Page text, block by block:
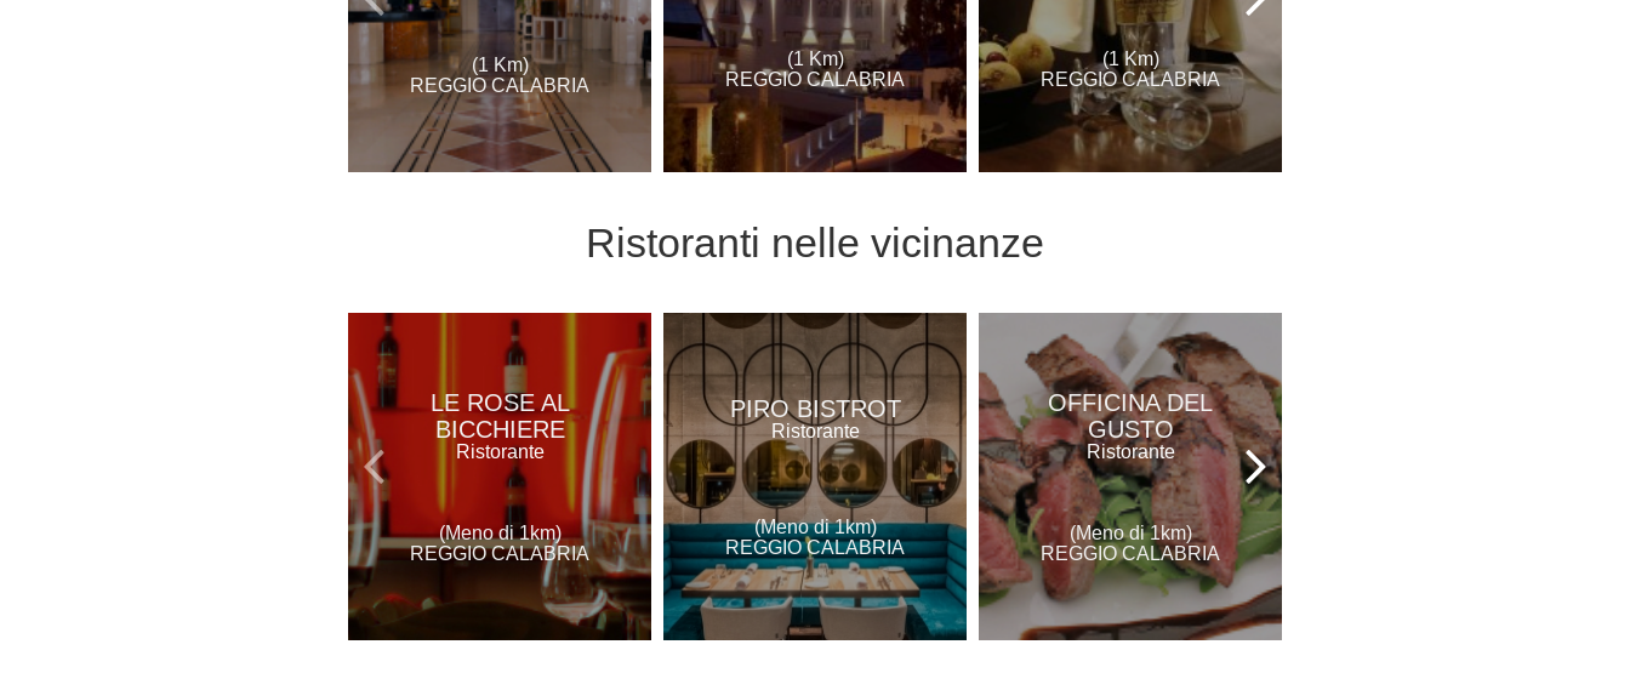
(1 Km)
REGGIO CALABRIA
(1 Km)
REGGIO CALABRIA
(1 Km)
REGGIO CALABRIA
Ristoranti nelle vicinanze
LE ROSE AL
BICCHIERE
Ristorante
(Meno di 1km)
REGGIO CALABRIA
PIRO BISTROT
Ristorante
(Meno di 1km)
REGGIO CALABRIA
OFFICINA DEL
GUSTO
Ristorante
(Meno di 1km)
REGGIO CALABRIA